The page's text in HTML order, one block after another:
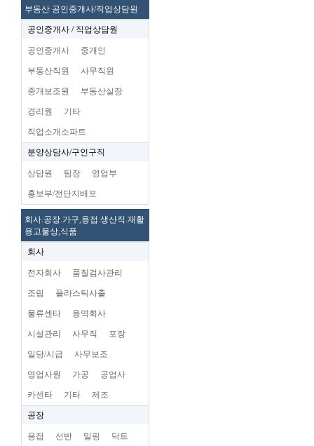
부동산 공인중개사/직업상담원
공인중개사 / 직업상담원
공인중개사 중개인
부동산직원 사무직원
중개보조원 부동산실장
경리원 기타
직업소개소파트
분양상담사/구인구직
상담원 팀장 영업부
홍보부/전단지배포
회사.공장.가구,용접.생산직.재활
용고물상,식품
회사
전자회사 품질검사관리
조립 플라스틱사출
물류센타 용역회사
시설관리 사무직 포장
일당/시급 사무보조
영업사원 가공 공업사
카센타 기타 제조
공장
용접 선반 밀링 닥트